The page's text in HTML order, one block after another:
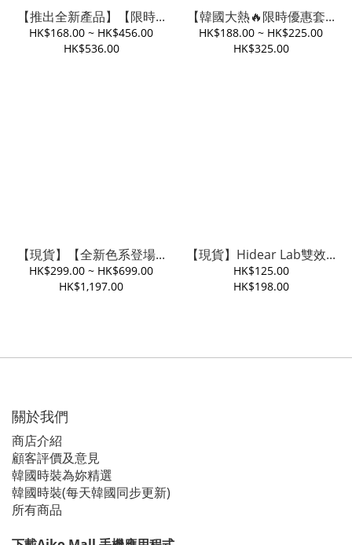
【推出全新產品】【限時...
HK$168.00 ~ HK$456.00
HK$536.00
【韓國大熱🔥限時優惠套...
HK$188.00 ~ HK$225.00
HK$325.00
【現貨】【全新色系登場...
HK$299.00 ~ HK$699.00
HK$1,197.00
【現貨】Hidear Lab雙效...
HK$125.00
HK$198.00
關於我們
商店介紹
顧客評價及意見
韓國時裝為妳精選
韓國時裝(每天韓國同步更新)
所有商品